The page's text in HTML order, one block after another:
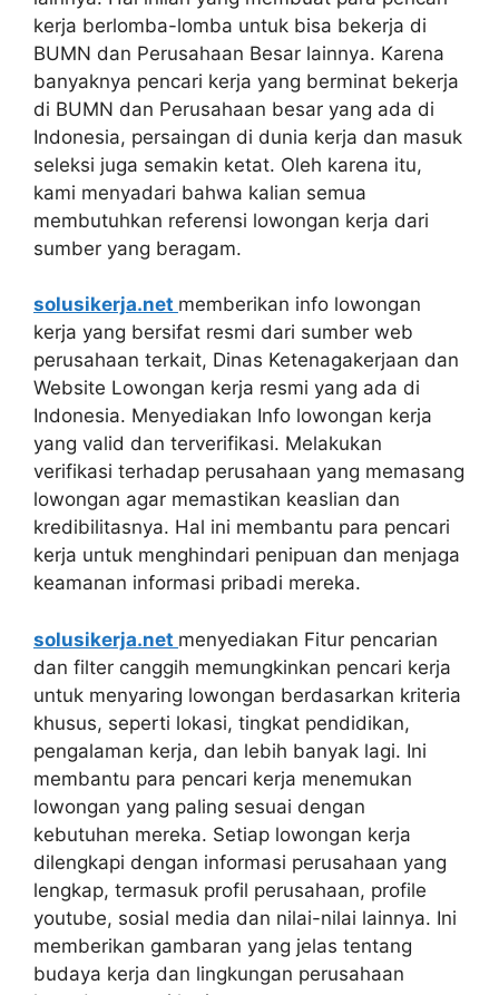
kerja berlomba-lomba untuk bisa bekerja di
BUMN dan Perusahaan Besar lainnya. Karena
banyaknya pencari kerja yang berminat bekerja
di BUMN dan Perusahaan besar yang ada di
Indonesia, persaingan di dunia kerja dan masuk
seleksi juga semakin ketat. Oleh karena itu,
kami menyadari bahwa kalian semua
membutuhkan referensi lowongan kerja dari
sumber yang beragam.
solusikerja.net memberikan info lowongan
kerja yang bersifat resmi dari sumber web
perusahaan terkait, Dinas Ketenagakerjaan dan
Website Lowongan kerja resmi yang ada di
Indonesia. Menyediakan Info lowongan kerja
yang valid dan terverifikasi. Melakukan
verifikasi terhadap perusahaan yang memasang
lowongan agar memastikan keaslian dan
kredibilitasnya. Hal ini membantu para pencari
kerja untuk menghindari penipuan dan menjaga
keamanan informasi pribadi mereka.
solusikerja.net menyediakan Fitur pencarian
dan filter canggih memungkinkan pencari kerja
untuk menyaring lowongan berdasarkan kriteria
khusus, seperti lokasi, tingkat pendidikan,
pengalaman kerja, dan lebih banyak lagi. Ini
membantu para pencari kerja menemukan
lowongan yang paling sesuai dengan
kebutuhan mereka. Setiap lowongan kerja
dilengkapi dengan informasi perusahaan yang
lengkap, termasuk profil perusahaan, profile
youtube, sosial media dan nilai-nilai lainnya. Ini
memberikan gambaran yang jelas tentang
budaya kerja dan lingkungan perusahaan